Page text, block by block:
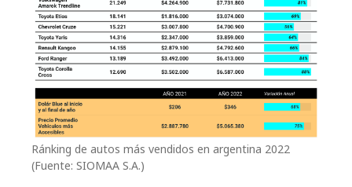
Ránking de autos más vendidos en argentina 2022
(Fuente: SIOMAA S.A.)